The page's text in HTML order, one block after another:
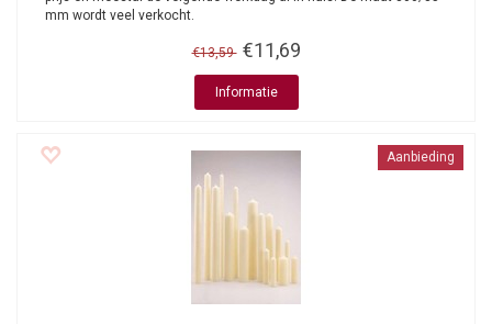
mm wordt veel verkocht.
€13,59 €11,69
Informatie
Aanbieding